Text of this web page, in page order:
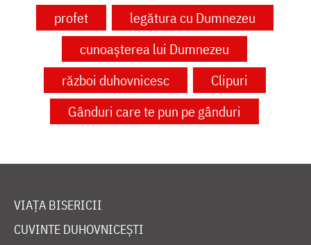
profet
legătura cu Dumnezeu
cunoașterea lui Dumnezeu
război duhovnicesc
Clipuri
Gânduri care te pun pe gânduri
VIAȚA BISERICII
CUVINTE DUHOVNICEȘTI